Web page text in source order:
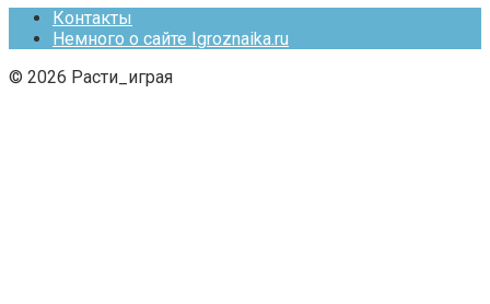
Контакты
Немного о сайте Igroznaika.ru
© 2026 Расти_играя